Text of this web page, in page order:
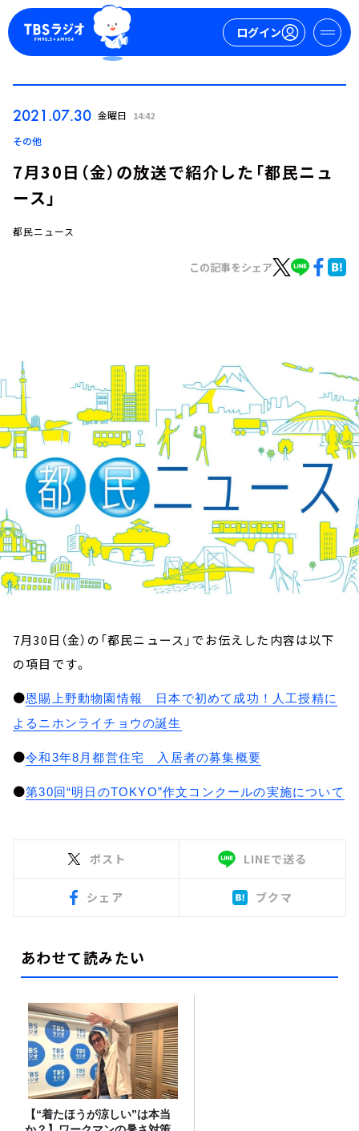
ログイン
イベント・グッズ
YouTube
会社情報
2021.07.30 金曜日 14:42
その他
7月30日（金）の放送で紹介した「都民ニュ
ース」
都民ニュース
この記事をシェア
7月30日（金）の「都民ニュース」でお伝えした内容は以下
の項目です。
●恩賜上野動物園情報 日本で初めて成功！人工授精に
よるニホンライチョウの誕生
●令和3年8月都営住宅 入居者の募集概要
●第30回“明日のTOKYO”作文コンクールの実施について
ポスト LINEで送る
シェア ブクマ
あわせて読みたい
【“着たほうが涼しい”は本当